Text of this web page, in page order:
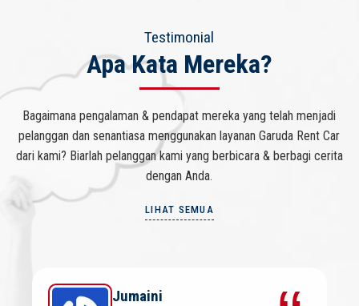
Testimonial
Apa Kata Mereka?
Bagaimana pengalaman & pendapat mereka yang telah menjadi
pelanggan dan senantiasa menggunakan layanan Garuda Rent Car
dari kami? Biarlah pelanggan kami yang berbicara & berbagi cerita
dengan Anda.
LIHAT SEMUA
Jumaini